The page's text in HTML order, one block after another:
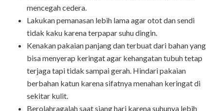
mencegah cedera.
Lakukan pemanasan lebih lama agar otot dan sendi
tidak kaku karena terpapar suhu dingin.
Kenakan pakaian panjang dan terbuat dari bahan yang
bisa menyerap keringat agar kehangatan tubuh tetap
terjaga tapi tidak sampai gerah. Hindari pakaian
berbahan katun karena sifatnya menahan keringat di
sekitar kulit.
Berolahragalah saat siang hari karena suhunya lebih